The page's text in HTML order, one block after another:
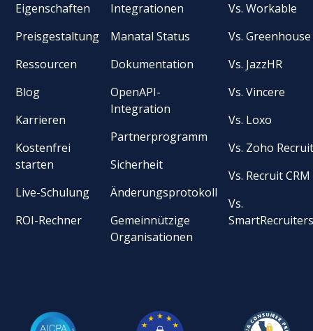
Eigenschaften
Preisgestaltung
Ressourcen
Blog
Karrieren
Kostenfrei
starten
Live-Schulung
ROI-Rechner
Integrationen
Manatal Status
Dokumentation
OpenAPI-
Integration
Partnerprogramm
Sicherheit
Änderungsprotokoll
Gemeinnützige
Organisationen
Vs. Workable
Vs. Greenhouse
Vs. JazzHR
Vs. Vincere
Vs. Loxo
Vs. Zoho
Vs. Recruit CRM
Vs.